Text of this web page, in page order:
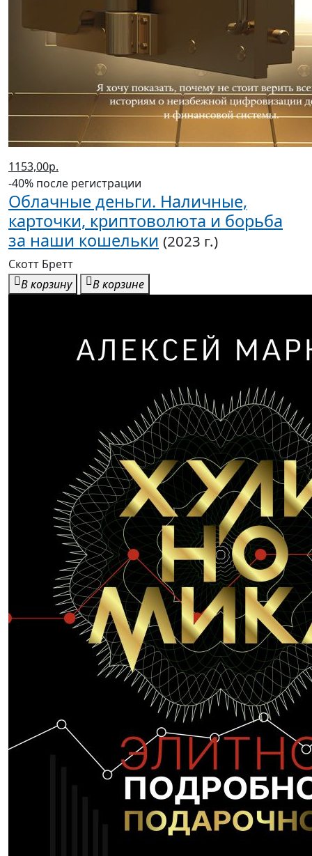
1153,00р.
-40% после регистрации
Облачные деньги. Наличные,
карточки, криптоволюта и борьба
за наши кошельки (2023 г.)
Скотт Бретт
В корзину
В корзине